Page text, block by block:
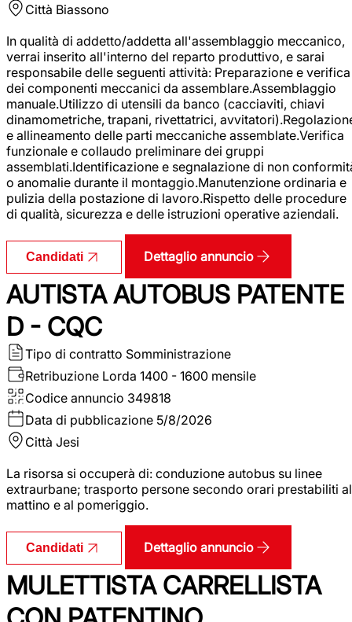
Città Biassono
In qualità di addetto/addetta all'assemblaggio meccanico,
verrai inserito all'interno del reparto produttivo, e sarai
responsabile delle seguenti attività: Preparazione e verifica
dei componenti meccanici da assemblare.Assemblaggio
manuale.Utilizzo di utensili da banco (cacciaviti, chiavi
dinamometriche, trapani, rivettatrici,
e allineamento delle parti meccaniche assemblate.Verifica
funzionale e collaudo preliminare dei gruppi
assemblati.Identificazione e segnalazione di non
o anomalie durante il montaggio.Manutenzione ordinaria e
pulizia della postazione di lavoro.Rispetto delle procedure
di qualità, sicurezza e delle istruzioni operative aziendali.
Candidati Dettaglio annuncio
AUTISTA AUTOBUS PATENTE
D - CQC
Tipo di contratto Somministrazione
Retribuzione Lorda 1400 - 1600 mensile
Codice annuncio 349818
Data di pubblicazione 5/8/2026
Città Jesi
La risorsa si occuperà di: conduzione autobus su linee
extraurbane; trasporto persone secondo orari prestabiliti al
mattino e al pomeriggio.
Candidati Dettaglio annuncio
MULETTISTA CARRELLISTA